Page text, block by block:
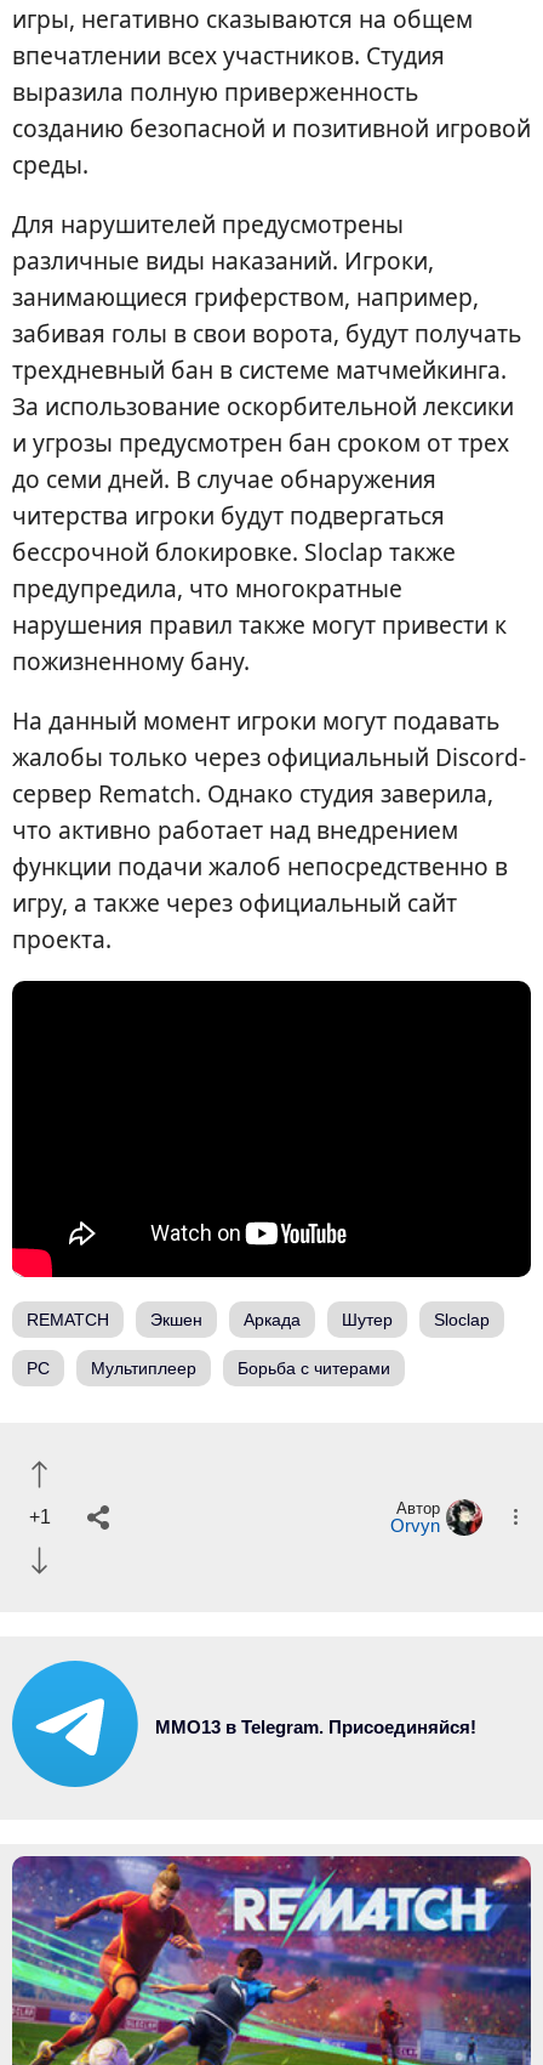
игры, негативно сказываются на общем
впечатлении всех участников. Студия
выразила полную приверженность
созданию безопасной и позитивной игровой
среды.
Для нарушителей предусмотрены
различные виды наказаний. Игроки,
занимающиеся гриферством, например,
забивая голы в свои ворота, будут получать
трехдневный бан в системе матчмейкинга.
За использование оскорбительной лексики
и угрозы предусмотрен бан сроком от трех
до семи дней. В случае обнаружения
читерства игроки будут подвергаться
бессрочной блокировке. Sloclap также
предупредила, что многократные
нарушения правил также могут привести к
пожизненному бану.
На данный момент игроки могут подавать
жалобы только через официальный Discord-
сервер Rematch. Однако студия заверила,
что активно работает над внедрением
функции подачи жалоб непосредственно в
игру, а также через официальный сайт
проекта.
REMATCH Экшен Аркада Шутер Sloclap
PC Мультиплеер Борьба с читерами
+1 Автор
Orvyn
MMO13 в Telegram. Присоединяйся!